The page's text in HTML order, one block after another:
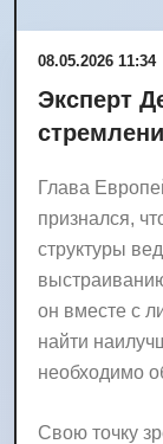
08.05.2026 11:34
Эксперт
Глава
признался,
структуры
он вместе с
найти
необходимо
Свою точку